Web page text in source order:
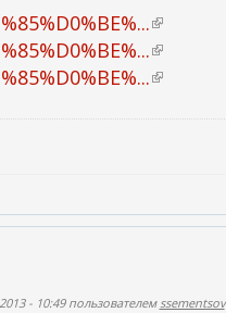
к
а
)
(
в
н
я
ы
(
в
я
с
(
н
с
- 10:49 пользователемssementsov